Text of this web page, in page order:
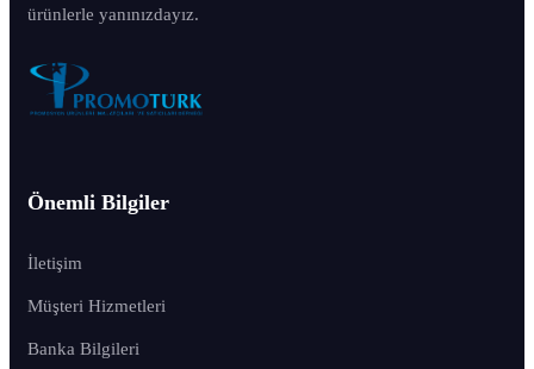
ürünlerle yanınızdayız.
Önemli Bilgiler
İletişim
Müşteri Hizmetleri
Banka Bilgileri